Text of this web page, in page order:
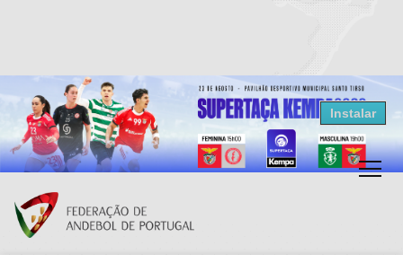
Resultados Andebol
Federação de Andebol de Portugal
Grátis - Disponivel na Play Store
Instalar